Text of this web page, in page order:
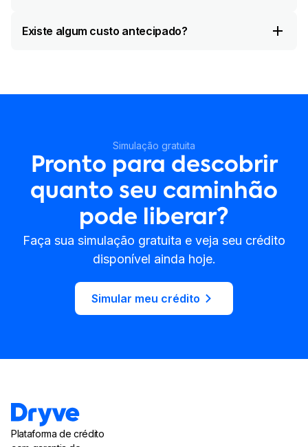
Existe algum custo antecipado?
Simulação gratuita
Pronto para descobrir
quanto seu caminhão
pode liberar?
Faça sua simulação gratuita e veja seu crédito
disponível ainda hoje.
Simular meu crédito
Plataforma de crédito